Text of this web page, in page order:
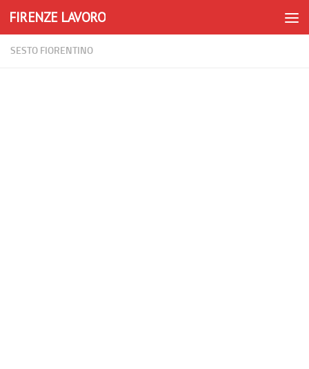
Skip to content
FIRENZE LAVORO
SESTO FIORENTINO